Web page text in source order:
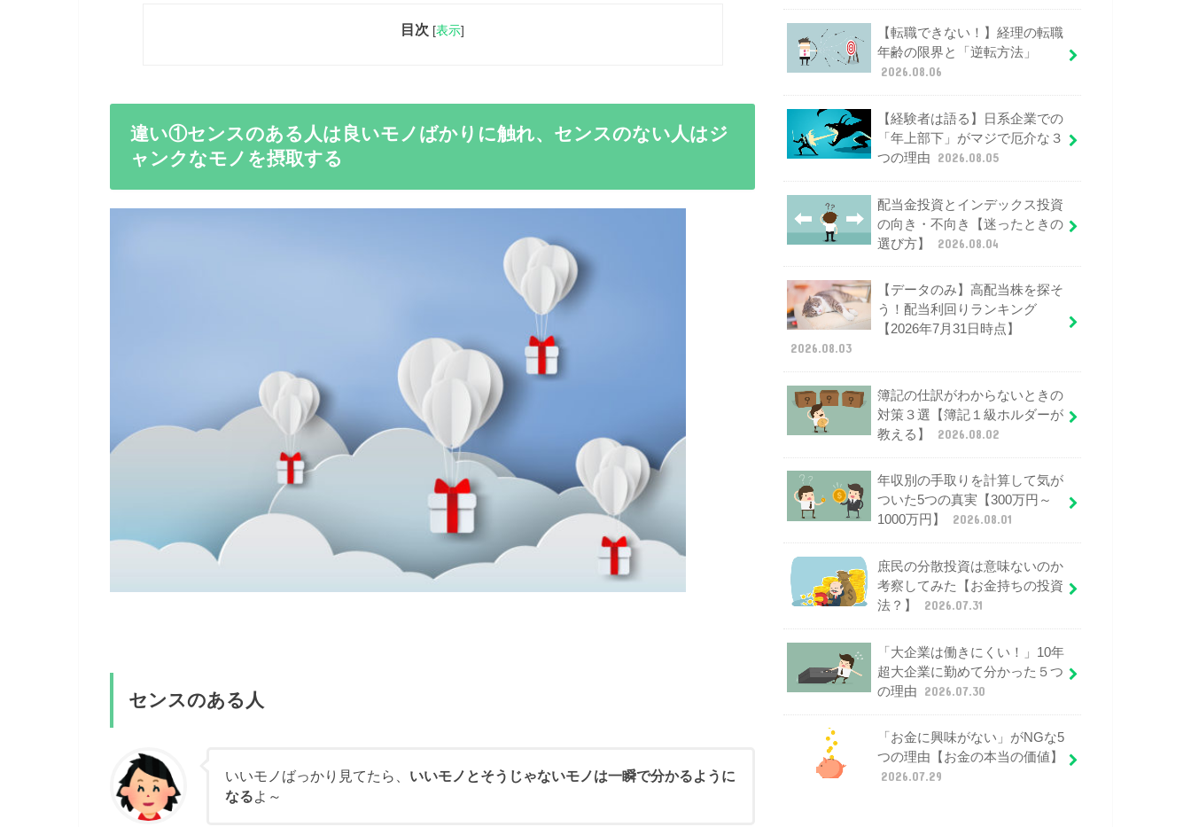
目次 [表示]
違い①センスのある人は良いモノばかりに触れ、センスのない人はジ
ャンクなモノを摂取する
センスのある人
いいモノばっかり見てたら、 いいモノとそうじゃないモノは一瞬で分かるように
なるよ～
【転職できない！】経理の転職
年齢の限界と「逆転方法」
2026.08.06
【経験者は語る】日系企業での
「年上部下」がマジで厄介な３
つの理由
2026.08.05
配当金投資とインデックス投資
の向き・不向き【迷ったときの
選び方】
2026.08.04
【データのみ】高配当株を探そ
う！配当利回りランキング
【2026年7月31日時点】
2026.08.03
簿記の仕訳がわからないときの
対策３選【簿記１級ホルダーが
教える】
2026.08.02
年収別の手取りを計算して気が
ついた5つの真実【300万円～
1000万円】
2026.08.01
庶民の分散投資は意味ないのか
考察してみた【お金持ちの投資
法？】
2026.07.31
「大企業は働きにくい！」10年
超大企業に勤めて分かった５つ
の理由
2026.07.30
「お金に興味がない」がNGな5
つの理由【お金の本当の価値】
2026.07.29